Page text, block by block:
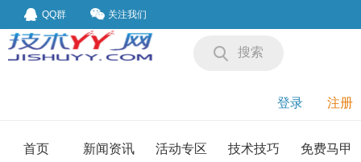
QQ群 关注我们
搜索
登录 注册
首页 新闻资讯 活动专区 技术技巧 免费马甲